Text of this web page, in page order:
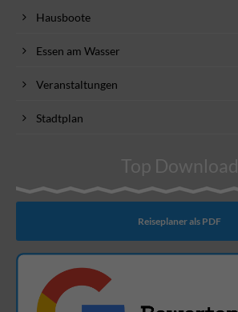
Hausboote
Essen am Wasser
Veranstaltungen
Stadtplan
Top Download
Reiseplaner als PDF